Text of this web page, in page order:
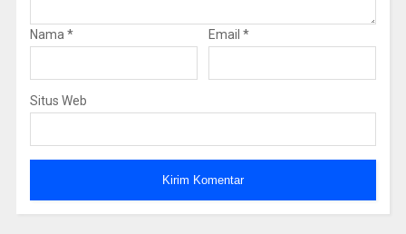
Nama* Email *
Situs Web